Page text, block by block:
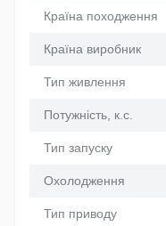
Країна походження
Країна виробник
Тип живлення
Потужність, к.с.
Тип запуску
Охолодження
Тип приводу